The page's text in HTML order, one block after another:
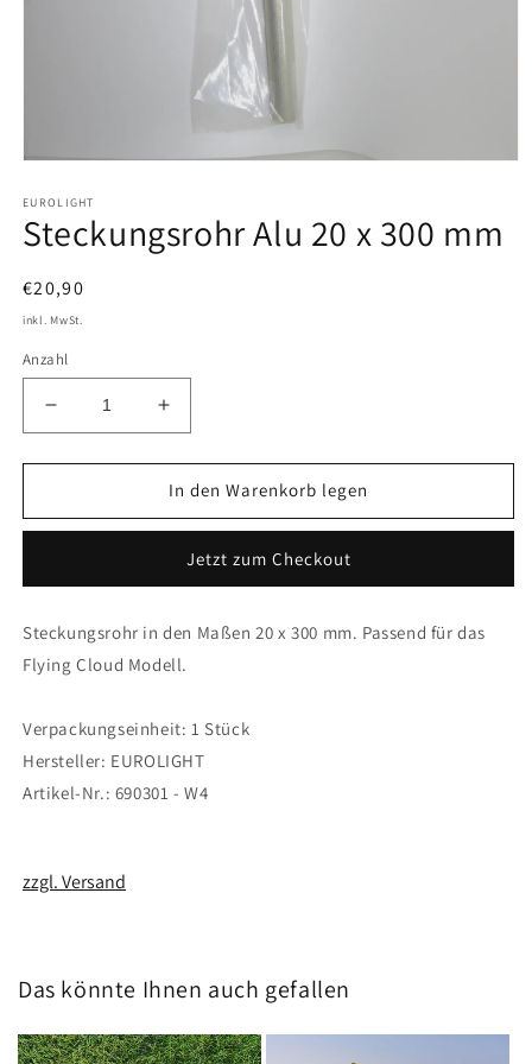
in
Modal
öffnen
EUROLIGHT
Steckungsrohr Alu 20 x 300 mm
Normaler
Preis
€20,90
inkl. MwSt.
Anzahl
Verringere
die
Menge
Steckungsrohr
x
mm
Erhöhe
die
Menge
für
Steckungsrohr
x
mm
In den Warenkorb legen
Jetzt zum Checkout
Steckungsrohr in den Maßen 20 x 300 mm. Passend für das
Flying Cloud Modell.
Verpackungseinheit: 1 Stück
Hersteller: EUROLIGHT
Artikel-Nr.: 690301 - W4
zzgl. Versand
Das könnte Ihnen auch gefallen